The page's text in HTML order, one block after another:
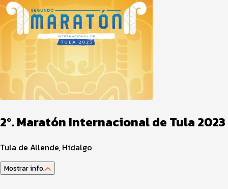
2º. Maratón Internacional de Tula 2023
Tula de Allende, Hidalgo
Mostrar info.